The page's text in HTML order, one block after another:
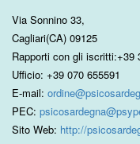
Via Sonnino 33,
Cagliari(CA) 09125
Rapporti con gli iscritti:+39
Ufficio: +39 070 655591
E-mail:
PEC:
Sito Web: http://